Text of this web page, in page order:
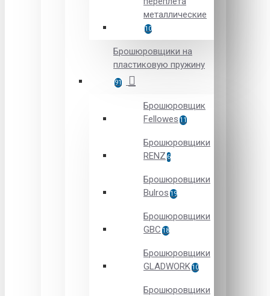
металлические
10
Брошюровщики на
пластиковую пружину
91
Брошюровщик
Fellowes 11
Брошюровщики
RENZ 6
Брошюровщики
Bulros 19
Брошюровщики
GBC 18
Брошюровщики
GLADWORK10
Брошюровщики